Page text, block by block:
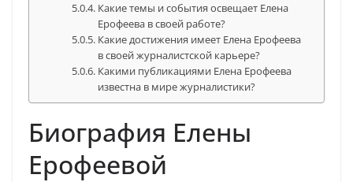
Какие темы и события освещает Елена
Ерофеева в своей работе?
Какие достижения имеет Елена Ерофеева
в своей журналистской карьере?
Какими публикациями Елена Ерофеева
известна в мире журналистики?
Биография Елены
Ерофеевой